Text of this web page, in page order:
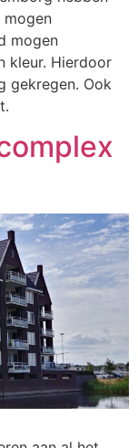
mogen
kleur. Hierdoor
gekregen. Ook